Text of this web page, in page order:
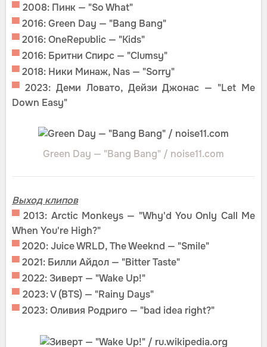
▀ 2008: Пинк — "So What"
▀2016: Green Day — "Bang Bang"
▀2016: OneRepublic — "Kids"
▀2016: Бритни Спирс — "Clumsy"
▀2018: Ники Минаж, Nas — "Sorry"
▀ 2023: Деми Ловато, Дейзи Джонас — "Let Me
Down Easy"
Green Day — "Bang Bang" / noise11.com
Выход клипов
▀ 2013: Arctic Monkeys — "Why'd You Only Call Me
When You're High?"
▀2020: Juice WRLD, The Weeknd — "Smile"
▀2021: Билли Айдол — "Bitter Taste"
▀2022: Зиверт — "Wake Up!"
▀ 2023: V (BTS) — "Rainy Days"
▀2023: Оливия Родриго — "bad idea right?"